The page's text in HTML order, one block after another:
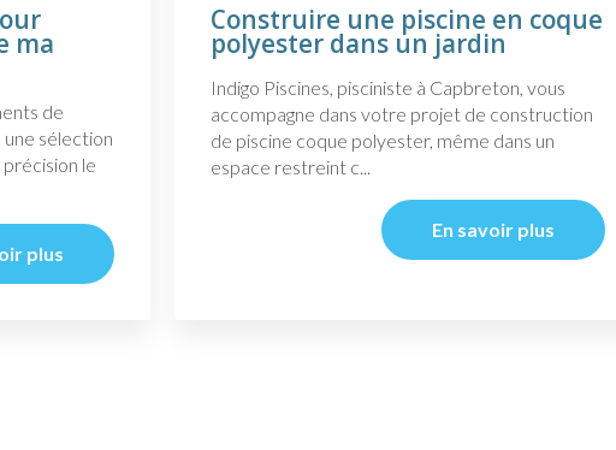
ma
de
sélection
le
plus
Construire une piscine en coque
polyester dans un jardin
Indigo Piscines, pisciniste à Capbreton, vous
accompagne dans votre projet de construction
de piscine coque polyester, même dans un
espace restreint c...
En savoir plus